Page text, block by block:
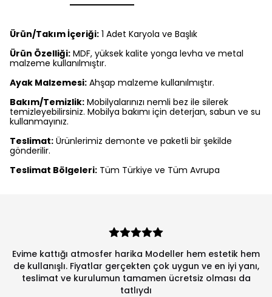
Ürün/Takım İçeriği: 1 Adet Karyola ve Başlık
Ürün Özelliği: MDF, yüksek kalite yonga levha ve metal
malzeme kullanılmıştır.
Ayak Malzemesi: Ahşap malzeme kullanılmıştır.
Bakım/Temizlik: Mobilyalarınızı nemli bez ile silerek
temizleyebilirsiniz. Mobilya bakımı için deterjan, sabun ve su
kullanmayınız.
Teslimat: Ürünlerimiz demonte ve paketli bir şekilde
gönderilir.
Teslimat Bölgeleri: Tüm Türkiye ve Tüm Avrupa
Evime kattığı atmosfer harika Modeller hem estetik hem
de kullanışlı. Fiyatlar gerçekten çok uygun ve en iyi yanı,
teslimat ve kurulumun tamamen ücretsiz olması da
tatlıydı